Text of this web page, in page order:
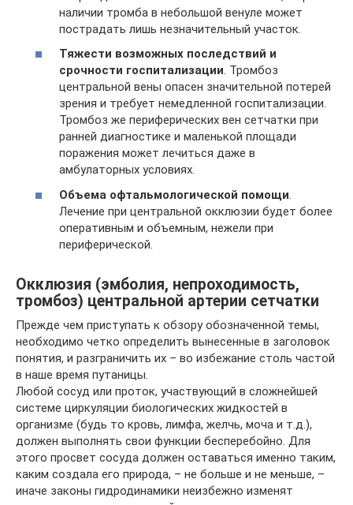
наличии тромба в небольшой венуле может
пострадать лишь незначительный участок.
Тяжести возможных последствий и
срочности госпитализации. Тромбоз
центральной вены опасен значительной потерей
зрения и требует немедленной госпитализации.
Тромбоз же периферических вен сетчатки при
ранней диагностике и маленькой площади
поражения может лечиться даже в
амбулаторных условиях.
Объема офтальмологической помощи
Лечение при центральной окклюзии будет более
оперативным и объемным, нежели при
периферической.
Окклюзия (эмболия, непроходимость,
тромбоз) центральной артерии сетчатки
Прежде чем приступать к обзору обозначенной темы,
необходимо четко определить вынесенные в заголовок
понятия, и разграничить их – во избежание столь частой
в наше время путаницы.
Любой сосуд или проток, участвующий в сложнейшей
системе циркуляции биологических жидкостей в
организме (будь то кровь, лимфа, желчь, моча и т.д.),
должен выполнять свои функции бесперебойно. Для
этого просвет сосуда должен оставаться именно таким,
каким создала его природа, – не больше и не меньше, –
иначе законы гидродинамики неизбежно изменят